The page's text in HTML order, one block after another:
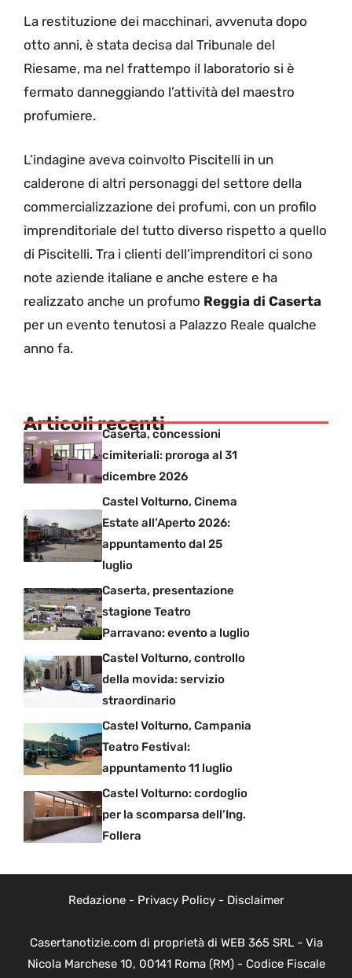
La restituzione dei macchinari, avvenuta dopo
otto anni, è stata decisa dal Tribunale del
Riesame, ma nel frattempo il laboratorio si è
fermato danneggiando l’attività del maestro
profumiere.
L’indagine aveva coinvolto Piscitelli in un
calderone di altri personaggi del settore della
commercializzazione dei profumi, con un profilo
imprenditoriale del tutto diverso rispetto a quello
di Piscitelli. Tra i clienti dell’imprenditori ci sono
note aziende italiane e anche estere e ha
realizzato anche un profumo Reggia di Caserta
per un evento tenutosi a Palazzo Reale qualche
anno fa.
Articoli recenti
Caserta, concessioni
cimiteriali: proroga al 31
dicembre 2026
Castel Volturno, Cinema
Estate all’Aperto 2026:
appuntamento dal 25
luglio
Caserta, presentazione
stagione Teatro
Parravano: evento a luglio
Castel Volturno, controllo
della movida: servizio
straordinario
Castel Volturno, Campania
Teatro Festival:
appuntamento 11 luglio
Castel Volturno: cordoglio
per la scomparsa dell’Ing.
Follera
Redazione- Privacy Policy- Disclaimer
Casertanotizie.com di proprietà di WEB 365 SRL - Via
Nicola Marchese 10, 00141 Roma (RM) - Codice Fiscale